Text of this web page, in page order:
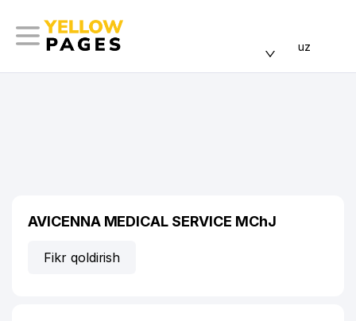
uz
AVICENNA MEDICAL SERVICE MChJ
Fikr qoldirish